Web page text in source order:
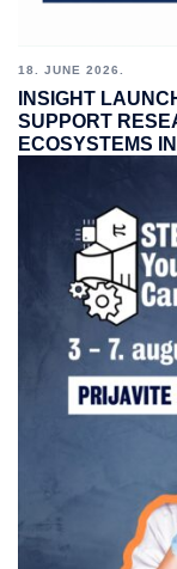
18. JUNE 2026.
INSIGHT
SUPPORT
ECOSYSTEMS